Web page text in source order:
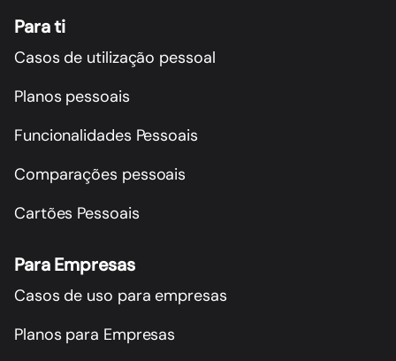
Para ti
Casos de utilização pessoal
Planos pessoais
Funcionalidades Pessoais
Comparações pessoais
Cartões Pessoais
Para Empresas
Casos de uso para empresas
Planos para Empresas